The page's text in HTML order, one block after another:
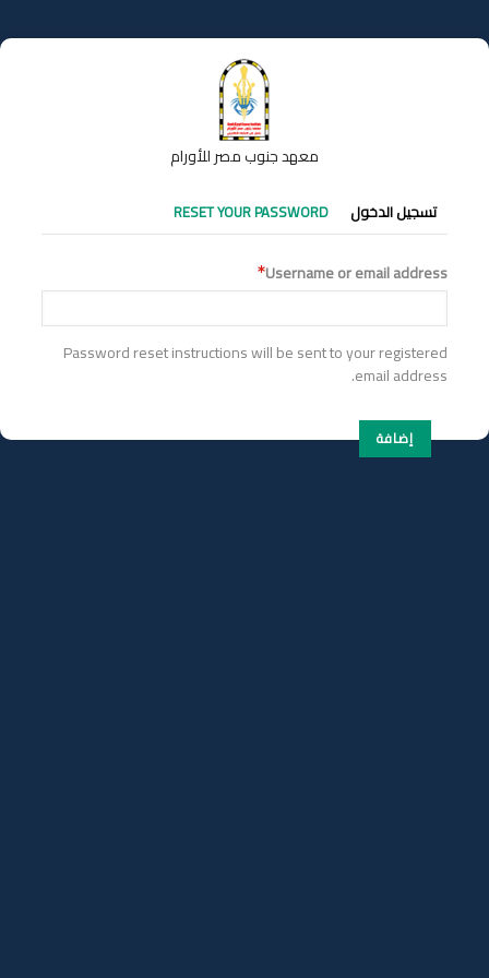
إلى
المحتوى
معهد جنوب مصر للأورام
التبويبات
الأساسية
تسجيل الدخول RESET YOUR PASSWORD
Username or email address
Password reset instructions will be sent to your registered
email address.